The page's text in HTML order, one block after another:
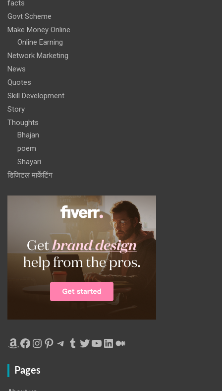
facts
Govt Scheme
Make Money Online
Online Earning
Network Marketing
News
Quotes
Skill Development
Story
Thoughts
Bhajan
poem
Shayari
डिजिटल मार्केटिंग
Amazon
Facebook
Instagram
Pinterest
Telegram
Tumblr
Twitter
YouTube
LinkedIn
Medium
Pages